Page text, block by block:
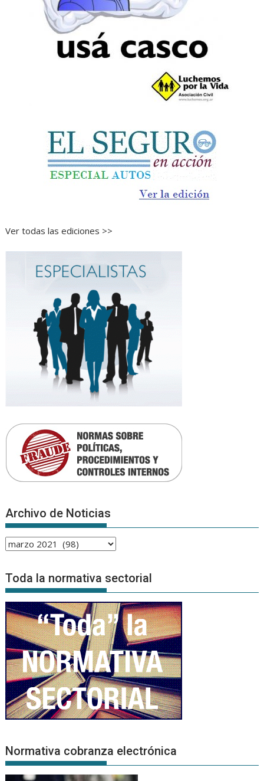
Ver todas las ediciones >>
Archivo de Noticias
Archivo
Noticias
Toda la normativa sectorial
Normativa cobranza electrónica